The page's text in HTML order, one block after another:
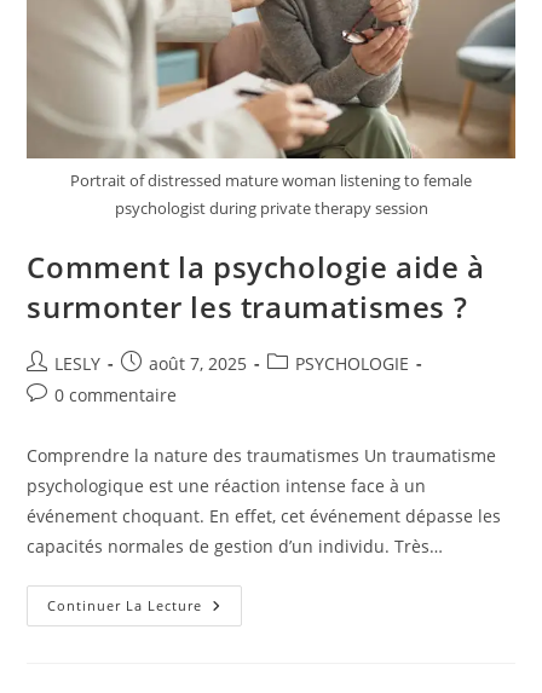
Portrait of distressed mature woman listening to female
psychologist during private therapy session
Comment la psychologie aide à
surmonter les traumatismes ?
Auteur/autrice
de
LESLY
Publication
publiée :
août 7, 2025
PostPSYCHOLOGIE
Commentaires
publication :
0 commentaire
Comprendre la nature des traumatismes Un traumatisme
psychologique est une réaction intense face à un
événement choquant. En effet, cet événement dépasse les
capacités normales de gestion d’un individu. Très…
Continuer La Lecture Comment
La